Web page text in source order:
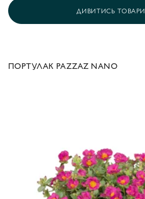
ДИВИТИСЬ ТОВАРИ
ПОРТУЛАК PAZZAZ NANO